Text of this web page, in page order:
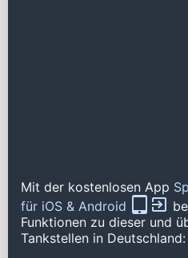
Mit der kostenlosen App
für iOS & Android
Funktionen zu dieser und
Tankstellen in Deutschland: